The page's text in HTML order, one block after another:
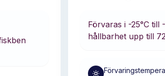
Förvaras i -25°C till
hållbarhet upp till